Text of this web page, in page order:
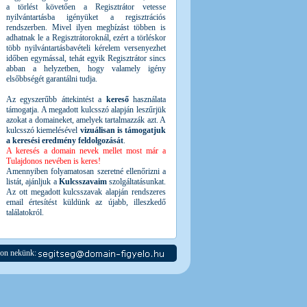
a törlést követően a Regisztrátor vetesse
nyilvántartásba igényüket a regisztrációs
rendszerben. Mivel ilyen megbízást többen is
adhatnak le a Regisztrátoroknál, ezért a törléskor
több nyilvántartásbavételi kérelem versenyezhet
időben egymással, tehát egyik Regisztrátor sincs
abban a helyzetben, hogy valamely igény
elsőbbségét garantálni tudja.
Az egyszerűbb áttekintést a keresőhasználata
támogatja. A megadott kulcsszó alapján leszűrjük
azokat a domaineket, amelyek tartalmazzák azt. A
kulcsszó kiemelésével vizuálisan is támogatjuk
a keresési eredmény feldolgozását.
A keresés a domain nevek mellet most már a
Tulajdonos nevében is keres!
Amennyiben folyamatosan szeretné ellenőrizni a
listát, ajánljuk a Kulcsszavaimszolgáltatásunkat.
Az ott megadott kulcsszavak alapján rendszeres
email értesítést küldünk az újabb, illeszkedő
találatokról.
nekünk: